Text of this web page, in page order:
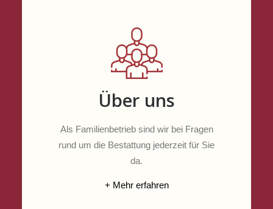
Über uns
Als Familienbetrieb sind wir bei Fragen
rund um die Bestattung jederzeit für Sie
da.
+ Mehr erfahren